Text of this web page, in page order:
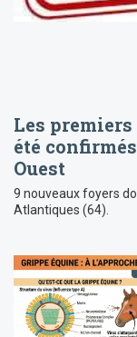
Les premiers
été
Ouest
9 nouveaux foyers
Atlantiques (64).